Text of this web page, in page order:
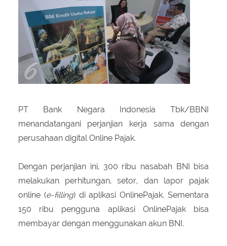
Infografis Pengampunan Pajak
Q & A Pajak
Kontak Kami
Sitemap
PT Bank Negara Indonesia Tbk/BBNI
menandatangani perjanjian kerja sama dengan
perusahaan digital Online Pajak.
Dengan perjanjian ini, 300 ribu nasabah BNI bisa
melakukan perhitungan, setor, dan lapor pajak
online (e-filling) di aplikasi OnlinePajak. Sementara
150 ribu pengguna aplikasi OnlinePajak bisa
membayar dengan menggunakan akun BNI.